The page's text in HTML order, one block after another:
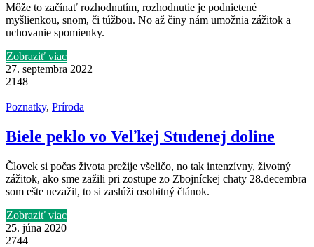
Môže to začínať rozhodnutím, rozhodnutie je podnietené
myšlienkou, snom, či túžbou. No až činy nám umožnia zážitok a
uchovanie spomienky.
Zobraziť viac
27. septembra 2022
2148
Poznatky, Príroda
Biele peklo vo Veľkej Studenej doline
Človek si počas života prežije všeličo, no tak intenzívny, životný
zážitok, ako sme zažili pri zostupe zo Zbojníckej chaty 28.decembra
som ešte nezažil, to si zaslúži osobitný článok.
Zobraziť viac
25. júna 2020
2744